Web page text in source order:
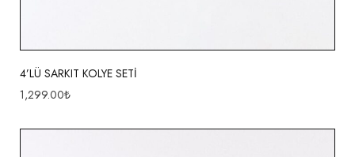
4’LÜ SARKIT KOLYE SETİ
1,299.00₺